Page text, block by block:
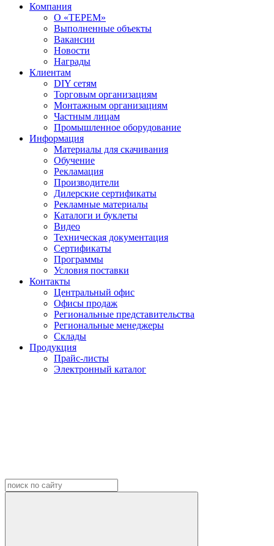
Компания
О «ТЕРЕМ»
Выполненные объекты
Вакансии
Новости
Награды
Клиентам
DIY сетям
Торговым организациям
Монтажным организациям
Частным лицам
Промышленное оборудование
Информация
Материалы для скачивания
Обучение
Рекламация
Производители
Дилерские сертификаты
Рекламные материалы
Каталоги и буклеты
Видео
Техническая документация
Сертификаты
Программы
Условия поставки
Контакты
Центральный офис
Офисы продаж
Региональные представительства
Региональные менеджеры
Склады
Продукция
Прайс-листы
Электронный каталог